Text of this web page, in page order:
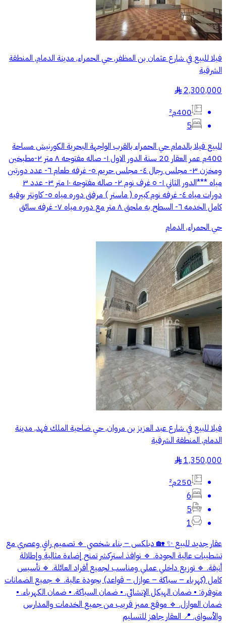
فيلا للبيع في شارع عثمان بن المظفر, حي الحمراء, مدينة الدمام, المنطقة
الشرقية
2,300,000
§
400م²
5
للبيع فيلا بالدمام حي الحمراء بالقرب الواجهة البحرية الكورنيش مساحة
400م عمر العقار 20 سنة الدور الاول ١- صاله مفتوحه ٨ متر ٢-مطبخين
ومخزن ٣- مجلس رجال ٤- مجلس حريم ٥- غرفه طعام ٦- عدد دورتين
مياه ***الدور الثاني ١- ٥ غرف نوم ٢- صاله مفتوحه ١٠ متر ٣- عدد ٣
دورات مياه ٤- غرفه نوم كبيره ( ماستر ) مرفق دوره مياه ٥- كاونتر بوفيه
كامل الخدمه ٦- السطح به ملحق ٨ متر مع دوره مياه ٧- غرفه سائق
حي الحمراء, الدمام
فيلا للبيع في شارع عبد العزيز بن مروان, حي ضاحية الملك فهد, مدينة
الدمام, المنطقة الشرقية
1,350,000
§
250م²
6
5
1
عقار جديد للبيع ✨ 🏡 دبلكس – بناء شخصي 🔹 تصميم راقٍ وعصري مع
تشطيبات عالية الجودة. 🔹 نوافذ استركشر تمنح إضاءة مثالية وإطلالة
أنيقة. 🔹 توزيع داخلي عملي ومناسب لجميع أفراد العائلة. 🔹 تأسيس
كامل (كهرباء – سباكة – عوازل – قواعد) بجودة عالية. 🔹 جميع الضمانات
متوفرة: • ضمان الهيكل الإنشائي. • ضمان السباكة. • ضمان الكهرباء. •
ضمان العوازل. 🔹 موقع مميز قريب من جميع الخدمات والمدارس
والأسواق. 📍 العقار جاهز للتسليم